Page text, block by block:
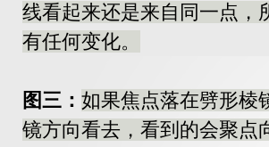
线看起来还是来自同一点，
有任何变化。
图三： 如果焦点落在劈形棱
镜方向看去，看到的会聚点